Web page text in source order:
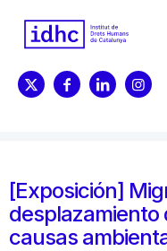
[Exposición]
desplazamiento
causas